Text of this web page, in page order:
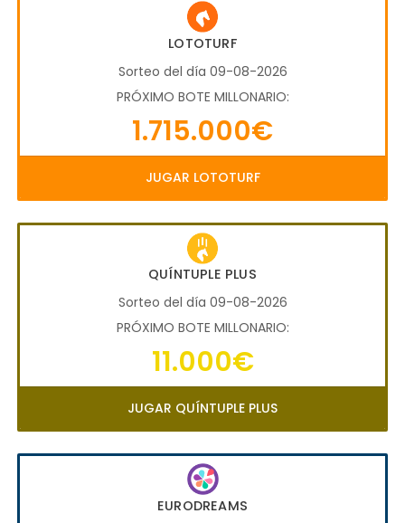
LOTOTURF
Sorteo del día 09-08-2026
PRÓXIMO BOTE MILLONARIO:
1.715.000€
JUGAR LOTOTURF
QUÍNTUPLE PLUS
Sorteo del día 09-08-2026
PRÓXIMO BOTE MILLONARIO:
11.000€
JUGAR QUÍNTUPLE PLUS
EURODREAMS